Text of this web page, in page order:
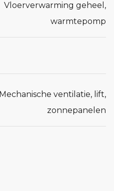
Vloerverwarming geheel,
warmtepomp
Mechanische ventilatie, lift,
zonnepanelen